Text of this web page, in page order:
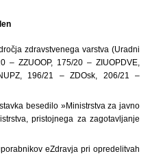
zdravstvenega varstva (Uradni
– ZZUOOP, 175/20 – ZIUOPDVE,
196/21 – ZDOsk, 206/21 –
besedilo »Ministrstva za javno
pristojnega za zagotavljanje
eZdravja pri opredelitvah